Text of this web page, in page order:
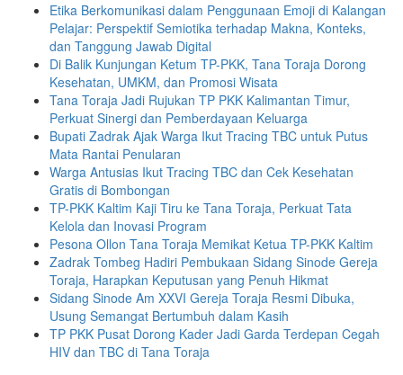
Etika Berkomunikasi dalam Penggunaan Emoji di Kalangan
Pelajar: Perspektif Semiotika terhadap Makna, Konteks,
dan Tanggung Jawab Digital
Di Balik Kunjungan Ketum TP-PKK, Tana Toraja Dorong
Kesehatan, UMKM, dan Promosi Wisata
Tana Toraja Jadi Rujukan TP PKK Kalimantan Timur,
Perkuat Sinergi dan Pemberdayaan Keluarga
Bupati Zadrak Ajak Warga Ikut Tracing TBC untuk Putus
Mata Rantai Penularan
Warga Antusias Ikut Tracing TBC dan Cek Kesehatan
Gratis di Bombongan
TP-PKK Kaltim Kaji Tiru ke Tana Toraja, Perkuat Tata
Kelola dan Inovasi Program
Pesona Ollon Tana Toraja Memikat Ketua TP-PKK Kaltim
Zadrak Tombeg Hadiri Pembukaan Sidang Sinode Gereja
Toraja, Harapkan Keputusan yang Penuh Hikmat
Sidang Sinode Am XXVI Gereja Toraja Resmi Dibuka,
Usung Semangat Bertumbuh dalam Kasih
TP PKK Pusat Dorong Kader Jadi Garda Terdepan Cegah
HIV dan TBC di Tana Toraja